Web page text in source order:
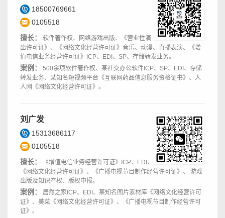
18500769661
0105518
擅长：
软件著作权、网络游戏出版、《营业性演
出许可证》、《网络文化经营许可证》音乐、动漫、直播表演、《增
值电信业务经营许可证》ICP、EDI、SP、存储转发业务。
案例：
500余项软件著作权、某社交办公软件ICP、SP、EDI、存储
转发业务、某知名短视频平台《互联网药品信息服务资格证书》、人
人网《网络文化经营许可证》。
刘广发
15313686117
0105518
擅长：
《增值电信业务经营许可证》ICP、EDI、
《网络文化经营许可证》、《广播电视节目制作经营许可证》、 游戏
出版及知识产权、版权申报。
案例：
居然之家ICP、EDI、某知名图片素材库《网络文化经营许可
证》、美菜《网络文化经营许可证》、《广播电视节目制作经营许可
证》。